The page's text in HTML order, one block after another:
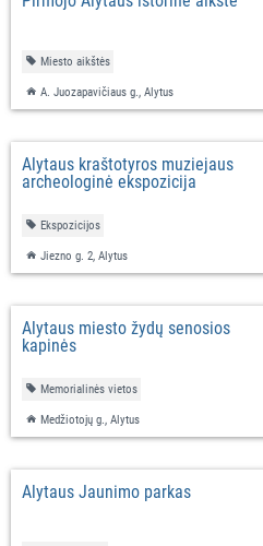
Miesto aikštės
A. Juozapavičiaus g., Alytus
Alytaus kraštotyros muziejaus
archeologinė ekspozicija
Ekspozicijos
Jiezno g. 2, Alytus
Alytaus miesto žydų senosios
kapinės
Memorialinės vietos
Medžiotojų g., Alytus
Alytaus Jaunimo parkas